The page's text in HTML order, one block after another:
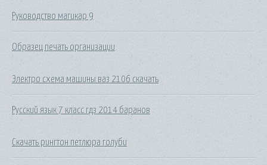
Руководство магикар 9
Образец печать организации
Электро схема машины ваз 2106 скачать
Русский язык 7 класс гдз 2014 баранов
Скачать рингтон петлюра голуби